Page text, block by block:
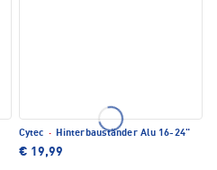
Cytec · Hinterbauständer Alu 16-24"
€ 19,99